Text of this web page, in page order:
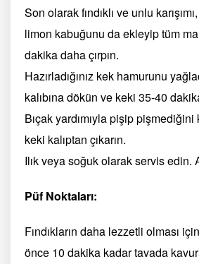
Son olarak fındıklı ve unlu
limon kabuğunu da ekleyip tüm
dakika daha çırpın.
Hazırladığınız kek hamurunu
kalıbına dökün ve keki 35-40
Bıçak yardımıyla pişip
keki kalıptan çıkarın.
Ilık veya soğuk olarak servis edin.
Püf Noktaları:
Fındıkların daha lezzetli olması
önce 10 dakika kadar tavada